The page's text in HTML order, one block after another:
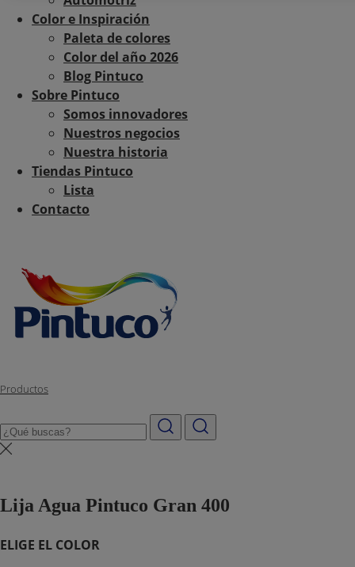
Color e Inspiración
Paleta de colores
Color del año 2026
Blog Pintuco
Sobre Pintuco
Somos innovadores
Nuestros negocios
Nuestra historia
Tiendas Pintuco
Lista
Contacto
Productos
Lija Agua Pintuco Gran 400
ELIGE EL COLOR